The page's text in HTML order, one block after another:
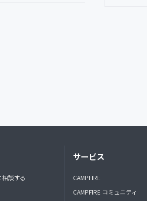
相談する
サービス
CAMPFIRE
CAMPFIRE コミュニティ